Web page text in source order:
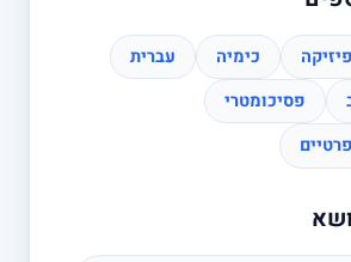
פיזיקה כימיה
עברית
פסיכומטרי